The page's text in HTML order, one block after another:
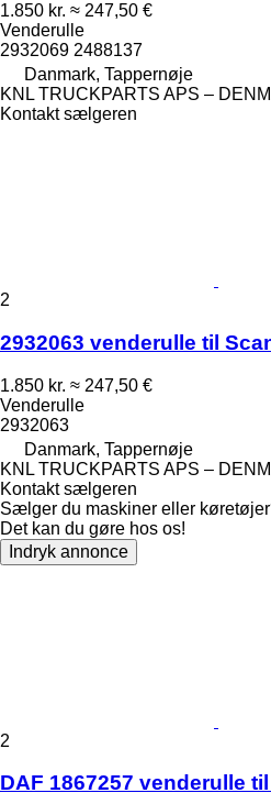
1.850 kr. ≈ 247,50 €
Venderulle
2932069 2488137
Danmark, Tappernøje
KNL TRUCKPARTS APS –
Kontakt sælgeren
2
2932063 venderulle til
1.850 kr. ≈ 247,50 €
Venderulle
2932063
Danmark, Tappernøje
KNL TRUCKPARTS APS –
Kontakt sælgeren
Sælger du maskiner eller
Det kan du gøre hos os!
Indryk annonce
2
DAF 1867257 venderulle til